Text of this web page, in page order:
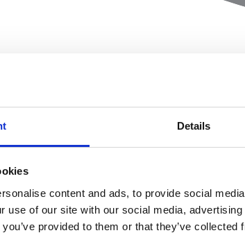
Details
content and ads, to provide social
use of our site with our social media,
provided to them or that they’ve